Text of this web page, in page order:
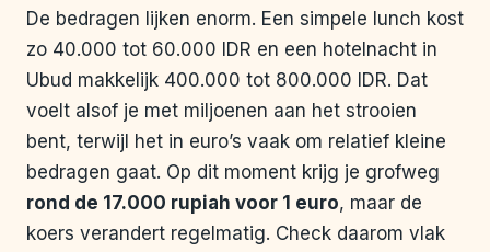
De bedragen lijken enorm. Een simpele lunch kost
zo 40.000 tot 60.000 IDR en een hotelnacht in
Ubud makkelijk 400.000 tot 800.000 IDR. Dat
voelt alsof je met miljoenen aan het strooien
bent, terwijl het in euro’s vaak om relatief kleine
bedragen gaat. Op dit moment krijg je grofweg
rond de 17.000 rupiah voor 1 euro, maar de
koers verandert regelmatig. Check daarom vlak